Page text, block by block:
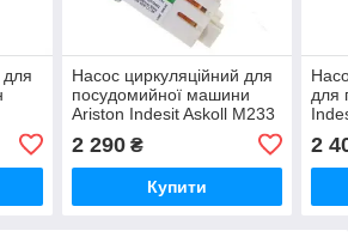
для
Насос циркуляційний для
посудомийної машини
Ariston Indesit Askoll M233
2 290₴
Купити
для
2